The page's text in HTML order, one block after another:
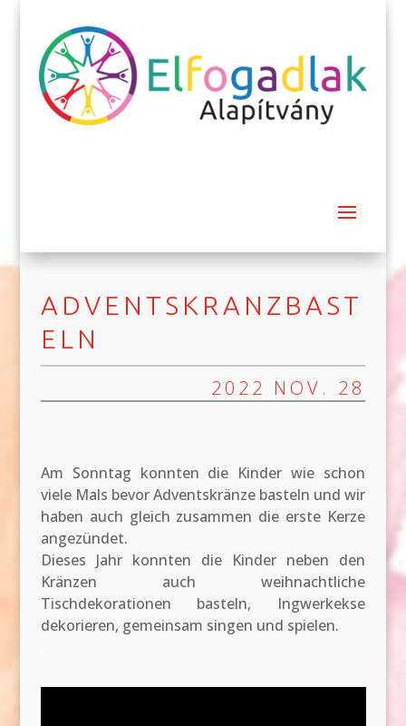
ADVENTSKRANZBAST
ELN
2022 NOV. 28
Am Sonntag konnten die Kinder wie schon
viele Mals bevor Adventskränze basteln und wir
haben auch gleich zusammen die erste Kerze
angezündet.
Dieses Jahr konnten die Kinder neben den
Kränzen auch weihnachtliche
Tischdekorationen basteln, Ingwerkekse
dekorieren, gemeinsam singen und spielen.